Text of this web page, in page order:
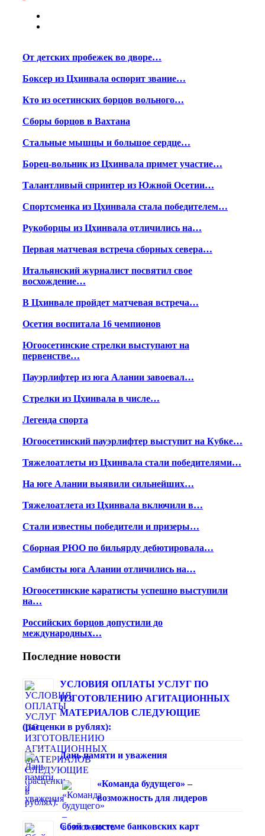
От детских пробежек во дворе…
Боксер из Цхинвала оспорит звание…
Кто из осетинских борцов вольного…
Сборы борцов в Вахтана
Стальные мышцы и большое сердце…
Борец-вольник из Цхинвала примет участие…
Талантливый спринтер из Южной Осетии…
Спортсменка из Цхинвала стала победителем…
Рукоборцы из Цхинвала отличились на…
Первая матчевая встреча сборных севера…
Итальянский журналист посвятил свое
восхождение…
В Цхинвале пройдет матчевая встреча…
Осетия воспитала 16 чемпионов
Югоосетинские стрелки выступают на
первенстве…
Пауэрлифтер из юга Алании завоевал…
Стрелки из Цхинвала в числе…
Легенда спорта
Югоосетинский пауэрлифтер выступит на Кубке…
Тяжелоатлеты из Цхинвала стали победителями…
На юге Алании выявили сильнейших…
Тяжелоатлета из Цхинвала включили в…
Стали известны победители и призеры…
Сборная РЮО по бильярду дебютировала…
Самбисты юга Алании отличились на…
Югоосетинские каратисты успешно выступили
на…
Российских борцов допустили до
международных…
Последние новости
УСЛОВИЯ ОПЛАТЫ УСЛУГ ПО
ИЗГОТОВЛЕНИЮ АГИТАЦИОННЫХ
МАТЕРИАЛОВ СЛЕДУЮЩИЕ
(расценки в рублях):
Дань памяти и уважения
«Команда будущего» –
возможность для лидеров
Сбой в системе банковских карт